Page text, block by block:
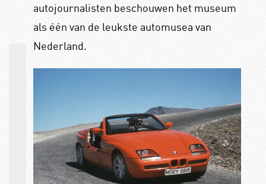
autojournalisten beschouwen het museum
als één van de leukste automusea van
Nederland.